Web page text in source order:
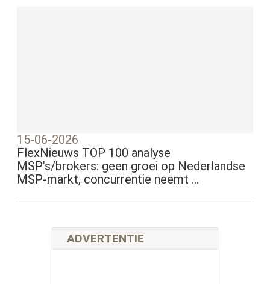
15-06-2026
FlexNieuws TOP 100 analyse
MSP’s/brokers: geen groei op Nederlandse
MSP-markt, concurrentie neemt ...
ADVERTENTIE